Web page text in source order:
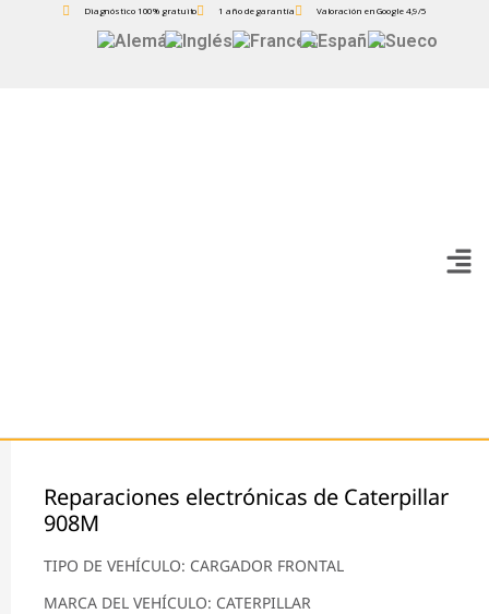
Diagnóstico 100% gratuito 1 año de garantía Valoración en Google 4,9/5
Reparaciones electrónicas de Caterpillar
908M
TIPO DE VEHÍCULO: CARGADOR FRONTAL
MARCA DEL VEHÍCULO: CATERPILLAR